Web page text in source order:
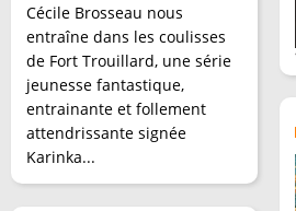
Cécile Brosseau nous
entraîne dans les coulisses
de Fort Trouillard, une série
jeunesse fantastique,
entrainante et follement
attendrissante signée
Karinka...